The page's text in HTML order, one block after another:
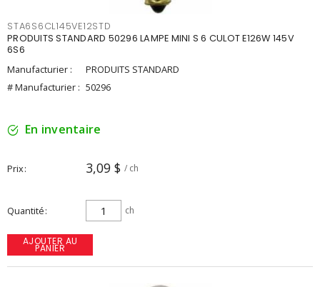
STA6S6CL145VE12STD
PRODUITS STANDARD 50296 LAMPE MINI S 6 CULOT E126W 145V
6S6
Manufacturier :
PRODUITS STANDARD
# Manufacturier : 50296
En inventaire
Prix 3,09 $ / ch
Quantité ch
AJOUTER AU
PANIER